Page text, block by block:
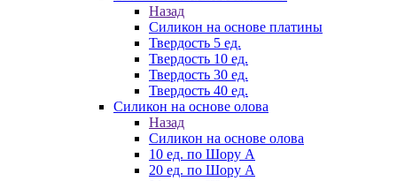
Назад
Силикон на основе платины
Твердость 5 ед.
Твердость 10 ед.
Твердость 30 ед.
Твердость 40 ед.
Силикон на основе олова
Назад
Силикон на основе олова
10 ед. по Шору А
20 ед. по Шору А